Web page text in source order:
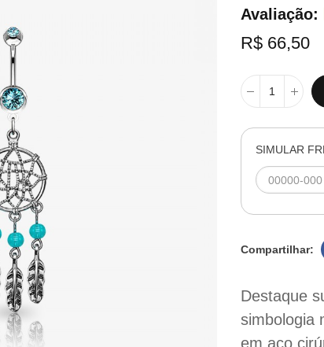
Avaliação:
R$ 66,50
SIMULAR
Destaque
simbologia
em aço